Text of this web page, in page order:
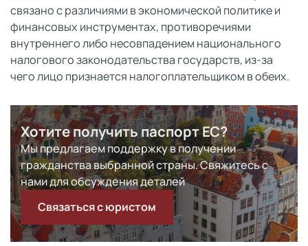
связано с различиями в экономической политике и
финансовых инструментах, противоречиями
внутреннего либо несовпадением национального
налогового законодательства государств, из-за
чего лицо признается налогоплательщиком в обеих.
Хотите получить паспорт ЕС?
Мы предлагаем поддержку в получении
гражданства выбранной страны. Свяжитесь с
нами для обсуждения деталей
Связаться с юристом